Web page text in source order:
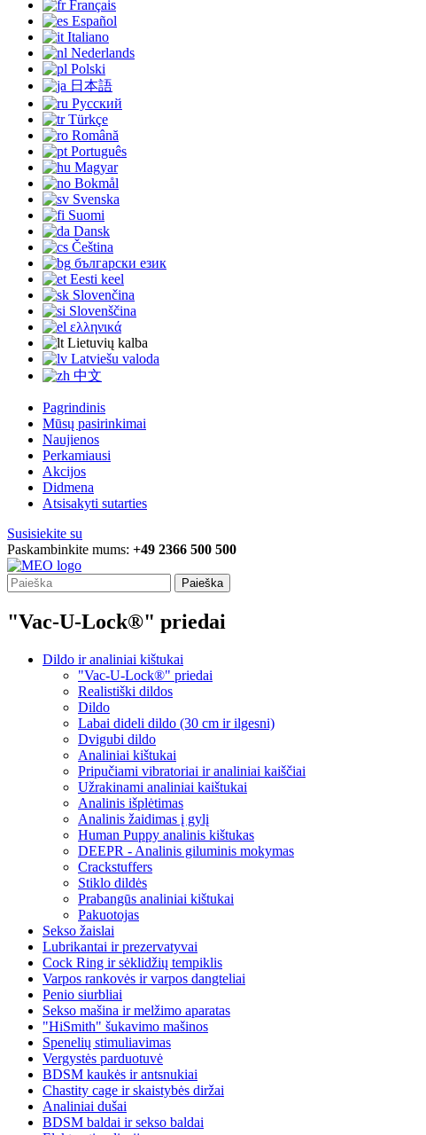
Français
Español
Italiano
Nederlands
Polski
日本語
Русский
Türkçe
Română
Português
Magyar
Bokmål
Svenska
Suomi
Dansk
Čeština
български език
Eesti keel
Slovenčina
Slovenščina
ελληνικά
Lietuvių kalba
Latviešu valoda
中文
Pagrindinis
Mūsų pasirinkimai
Naujienos
Perkamiausi
Akcijos
Didmena
Atsisakyti sutarties
Susisiekite su
Paskambinkite mums: +49 2366 500 500
Paieška
"Vac-U-Lock®" priedai
Dildo ir analiniai kištukai
"Vac-U-Lock®" priedai
Realistiški dildos
Dildo
Labai dideli dildo (30 cm ir ilgesni)
Dvigubi dildo
Analiniai kištukai
Pripučiami vibratoriai ir analiniai kaiščiai
Užrakinami analiniai kaištukai
Analinis išplėtimas
Analinis žaidimas į gylį
Human Puppy analinis kištukas
DEEPR - Analinis giluminis mokymas
Crackstuffers
Stiklo dildės
Prabangūs analiniai kištukai
Pakuotojas
Sekso žaislai
Lubrikantai ir prezervatyvai
Cock Ring ir sėklidžių tempiklis
Varpos rankovės ir varpos dangteliai
Penio siurbliai
Sekso mašina ir melžimo aparatas
"HiSmith" šukavimo mašinos
Spenelių stimuliavimas
Vergystės parduotuvė
BDSM kaukės ir antsnukiai
Chastity cage ir skaistybės diržai
Analiniai dušai
BDSM baldai ir sekso baldai